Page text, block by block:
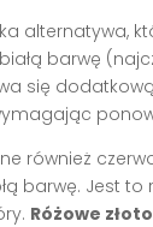
alternatywa,
barwę
się
również
barwę. Jest
Różowe